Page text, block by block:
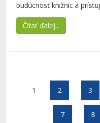
budúcnosť knižníc a
Čítať ďalej...
1 2 3
7 8